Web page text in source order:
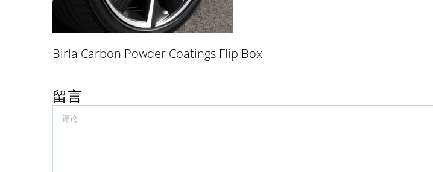
Birla Carbon Powder Coatings Flip Box
留言
Comment